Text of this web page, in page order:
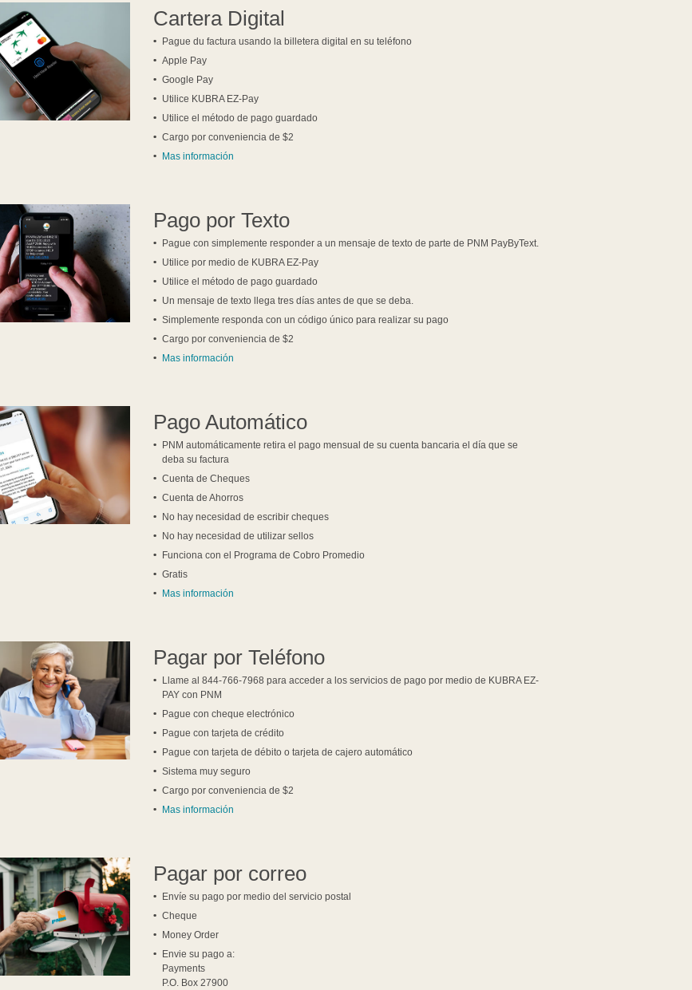
Cartera Digital
Pague du factura usando la billetera digital en su teléfono
Apple Pay
Google Pay
Utilice KUBRA EZ-Pay
Utilice el método de pago guardado
Cargo por conveniencia de $2
Mas información
Pago por Texto
Pague con simplemente responder a un mensaje de texto de parte de PNM PayByText.
Utilice por medio de KUBRA EZ-Pay
Utilice el método de pago guardado
Un mensaje de texto llega tres días antes de que se deba.
Simplemente responda con un código único para realizar su pago
Cargo por conveniencia de $2
Mas información
Pago Automático
PNM automáticamente retira el pago mensual de su cuenta bancaria el día que se
deba su factura
Cuenta de Cheques
Cuenta de Ahorros
No hay necesidad de escribir cheques
No hay necesidad de utilizar sellos
Funciona con el Programa de Cobro Promedio
Gratis
Mas información
Pagar por Teléfono
Llame al 844-766-7968 para acceder a los servicios de pago por medio de KUBRA EZ-
PAY con PNM
Pague con cheque electrónico
Pague con tarjeta de crédito
Pague con tarjeta de débito o tarjeta de cajero automático
Sistema muy seguro
Cargo por conveniencia de $2
Mas información
Pagar por correo
Envíe su pago por medio del servicio postal
Cheque
Money Order
Envie su pago a:
Payments
P.O. Box 27900